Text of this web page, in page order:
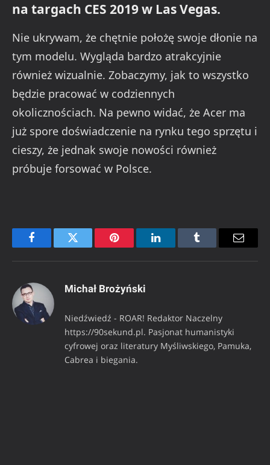
na targach CES 2019 w Las Vegas.
Nie ukrywam, że chętnie położę swoje dłonie na
tym modelu. Wygląda bardzo atrakcyjnie
również wizualnie. Zobaczymy, jak to wszystko
będzie pracować w codziennych
okolicznościach. Na pewno widać, że Acer ma
już spore doświadczenie na rynku tego sprzętu i
cieszy, że jednak swoje nowości również
próbuje forsować w Polsce.
FacebookTwitter Pinterest LinkedInTumblr Email
Michał Brożyński
Niedźwiedź - ROAR! Redaktor Naczelny
https://90sekund.pl. Pasjonat humanistyki
cyfrowej oraz literatury Myśliwskiego, Pamuka,
Cabrea i biegania.